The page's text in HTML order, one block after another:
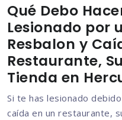
Qué Debo
Lesionado por
Resbalon y
Restaurante,
Tienda en
Si te has lesionado
caída en un restaurante,